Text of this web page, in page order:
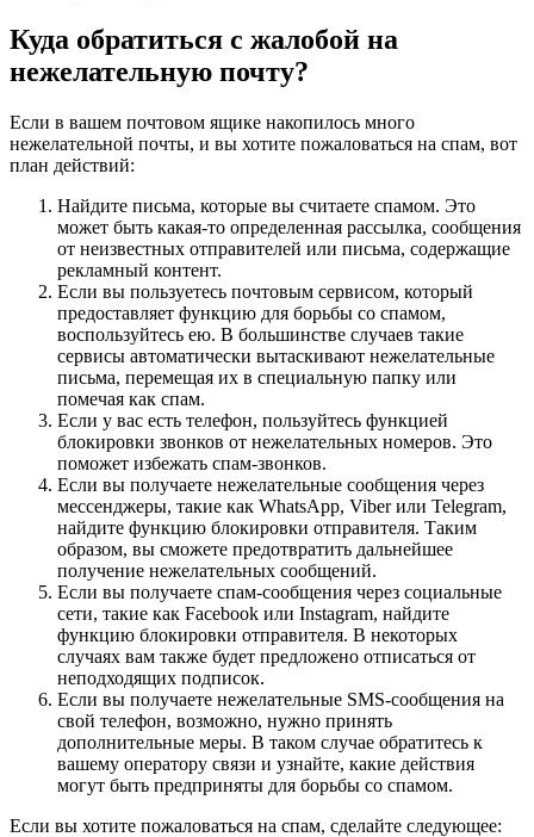
Куда обратиться с жалобой на
нежелательную почту?
Если в вашем почтовом ящике накопилось много
нежелательной почты, и вы хотите пожаловаться на спам, вот
план действий:
Найдите письма, которые вы считаете спамом. Это
может быть какая-то определенная рассылка, сообщения
от неизвестных отправителей или письма, содержащие
рекламный контент.
Если вы пользуетесь почтовым сервисом, который
предоставляет функцию для борьбы со спамом,
воспользуйтесь ею. В большинстве случаев такие
сервисы автоматически вытаскивают нежелательные
письма, перемещая их в специальную папку или
помечая как спам.
Если у вас есть телефон, пользуйтесь функцией
блокировки звонков от нежелательных номеров. Это
поможет избежать спам-звонков.
Если вы получаете нежелательные сообщения через
мессенджеры, такие как WhatsApp, Viber или Telegram,
найдите функцию блокировки отправителя. Таким
образом, вы сможете предотвратить дальнейшее
получение нежелательных сообщений.
Если вы получаете спам-сообщения через социальные
сети, такие как Facebook или Instagram, найдите
функцию блокировки отправителя. В некоторых
случаях вам также будет предложено отписаться от
неподходящих подписок.
Если вы получаете нежелательные SMS-сообщения на
свой телефон, возможно, нужно принять
дополнительные меры. В таком случае обратитесь к
вашему оператору связи и узнайте, какие действия
могут быть предприняты для борьбы со спамом.
Если вы хотите пожаловаться на спам, сделайте следующее: